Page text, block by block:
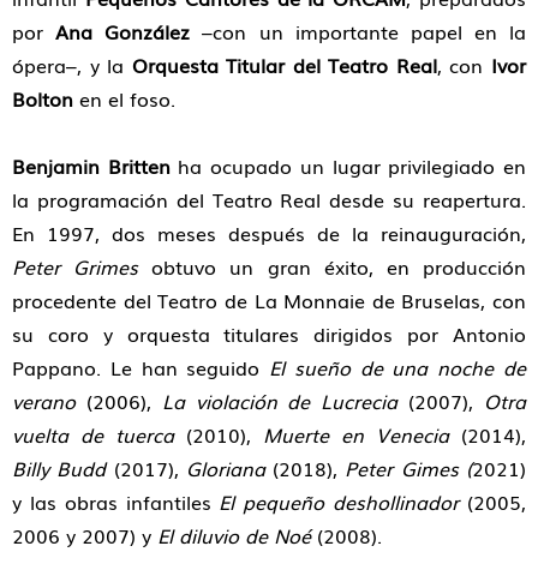
porAna González –con un importante papel en la
ópera–, y la Orquesta Titular del Teatro Real, con Ivor
Bolton en el foso.
Benjamin Brittenha ocupado un lugar privilegiado en
la programación del Teatro Real desde su reapertura.
En 1997, dos meses después de la reinauguración,
Peter Grimesobtuvo un gran éxito, en producción
procedente del Teatro de La Monnaie de Bruselas, con
su coro y orquesta titulares dirigidos por Antonio
Pappano. Le han seguido El sueño de una noche de
verano(2006), La violación de Lucrecia(2007), Otra
vuelta de tuerca(2010), Muerte en Venecia(2014),
Billy Budd(2017), Gloriana(2018), Peter Gimes (2021)
y las obras infantiles El pequeño deshollinador(2005,
2006 y 2007) y El diluvio de Noé(2008).